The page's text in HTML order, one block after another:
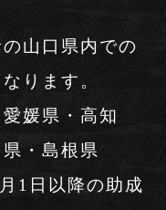
山口県内での
ります。
媛県・高知
・島根県
1日以降の助成